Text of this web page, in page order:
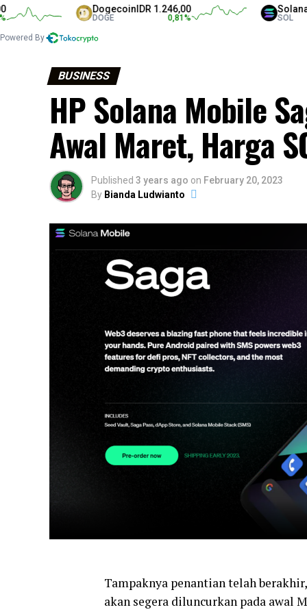
DogecoinIDR 1.246,00
DOGE
SolanaIDR
SOL
Powered By
BUSINESS
HP Solana Mobile
Awal Maret, Harga
Published 3 years ago on February 20, 2023
By Bianda Ludwianto
Tampaknya penantian telah
akan segera diluncurkan pada awal